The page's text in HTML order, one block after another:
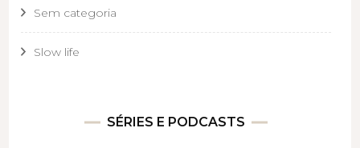
Sem categoria
Slow life
SÉRIES E PODCASTS